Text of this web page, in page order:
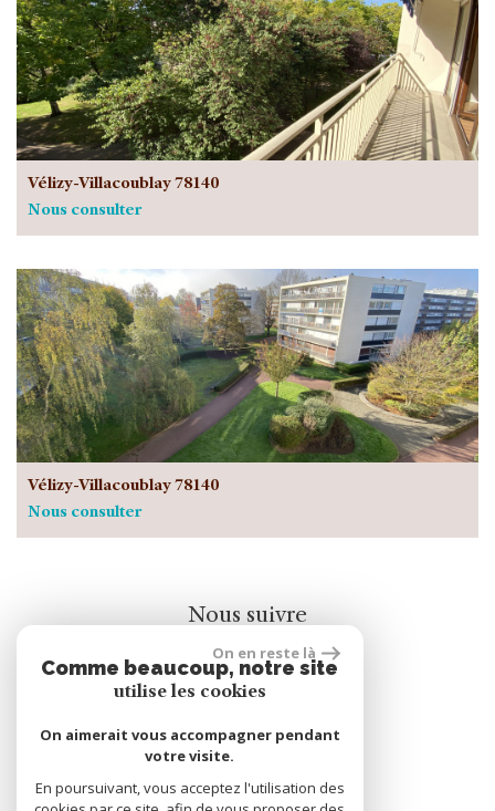
Vélizy-Villacoublay 78140
Nous consulter
Vélizy-Villacoublay 78140
Nous consulter
Nous suivre
rèalisé par
On en reste là
Comme beaucoup, notre site
utilise les cookies
On aimerait vous accompagner pendant
votre visite.
En poursuivant, vous acceptez l'utilisation des